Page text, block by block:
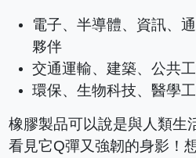
電子、半導體、資訊、
夥伴
交通運輸、建築、公共
環保、生物科技、醫學
橡膠製品可以說是與人類生
看見它Q彈又強韌的身影！